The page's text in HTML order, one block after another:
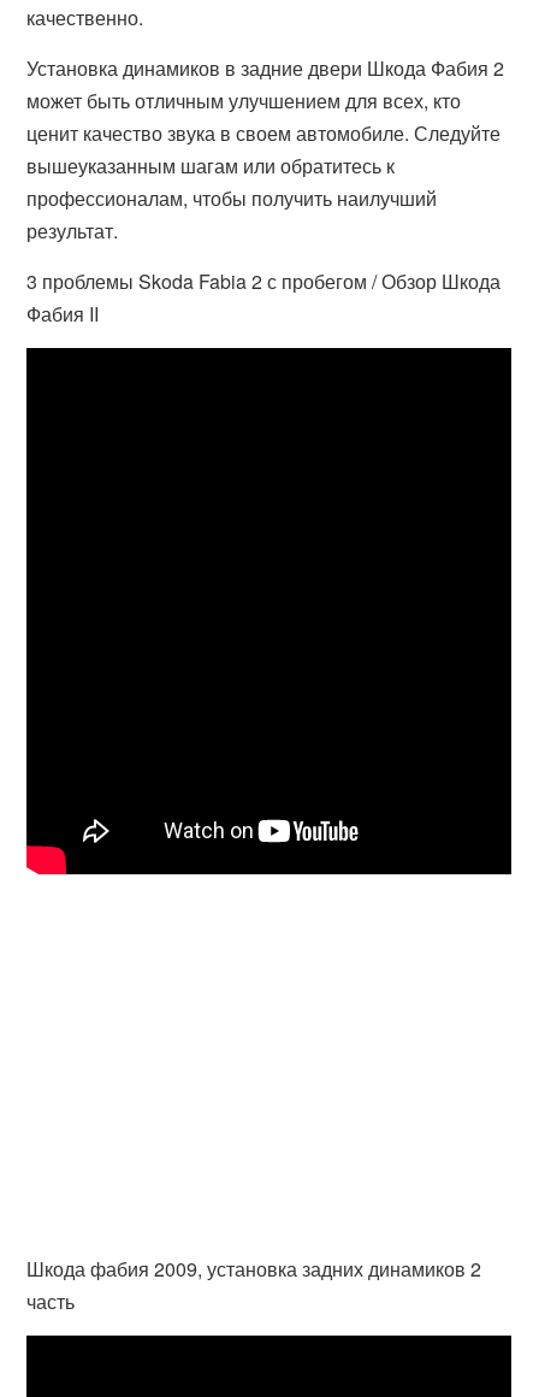
качественно.
Установка динамиков в задние двери Шкода Фабия 2
может быть отличным улучшением для всех, кто
ценит качество звука в своем автомобиле. Следуйте
вышеуказанным шагам или обратитесь к
профессионалам, чтобы получить наилучший
результат.
3 проблемы Skoda Fabia 2 с пробегом / Обзор Шкода
Фабия II
Шкода фабия 2009, установка задних динамиков 2
часть